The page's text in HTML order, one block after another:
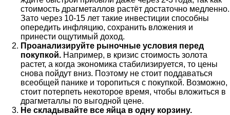
стоимость драгметаллов растёт достаточно медленно.
Зато через 10-15 лет такие инвестиции способны
опередить инфляцию, сохранить вложения и
принести ощутимый доход.
Проанализируйте рыночные условия перед
покупкой. Например, в кризис стоимость золота
растет, а когда экономика стабилизируется, то цены
снова пойдут вниз. Поэтому не стоит поддаваться
всеобщей панике и торопиться с покупкой. Возможно,
стоит потерпеть некоторое время, чтобы вложиться в
драгметаллы по выгодной цене.
Не складывайте все яйца в одну корзину.